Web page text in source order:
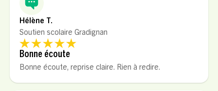
Hélène T.
Soutien scolaire Gradignan
Bonne écoute
Bonne écoute, reprise claire. Rien à redire.